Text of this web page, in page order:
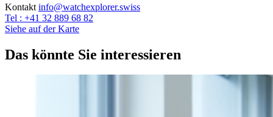
Kontakt info@watchexplorer.swiss
Tel : +41 32 889 68 82
Siehe auf der Karte
Das könnte Sie interessieren